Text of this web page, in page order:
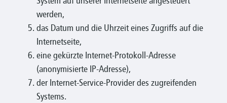
werden,
das Datum und die Uhrzeit eines Zugriffs auf die
Internetseite,
eine gekürzte Internet-Protokoll-Adresse
(anonymisierte IP-Adresse),
der Internet-Service-Provider des zugreifenden
Systems.